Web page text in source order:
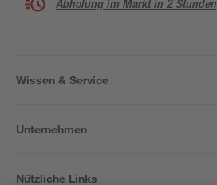
Abholung im Markt in 2 Stunden
Wissen & Service
Unternehmen
Nützliche Links